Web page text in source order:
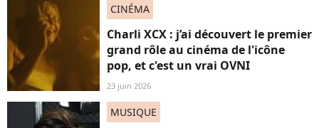
CINÉMA
Charli XCX : j’ai découvert le premier
grand rôle au cinéma de l'icône
pop, et c'est un vrai OVNI
23 juin 2026
MUSIQUE